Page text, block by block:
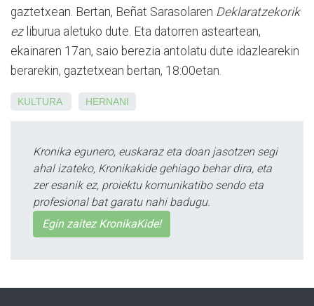
gaztetxean. Bertan, Beñat Sarasolaren Deklaratzekorik
ezliburua aletuko dute. Eta datorren asteartean,
ekainaren 17an, saio berezia antolatu dute idazlearekin
berarekin, gaztetxean bertan, 18:00etan.
KULTURA HERNANI
Kronika egunero, euskaraz eta doan jasotzen segi
ahal izateko, Kronikakide gehiago behar dira, eta
zer esanik ez, proiektu komunikatibo sendo eta
profesional bat garatu nahi badugu.
Egin zaitez KronikaKide!